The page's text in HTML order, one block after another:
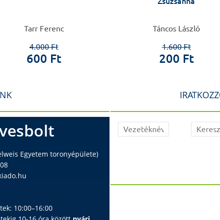
Tarr Ferenc
4.000 Ft
600 Ft
Táncos László
1.600 Ft
200 Ft
Egyetem toronyépülete)
10:00–16:00